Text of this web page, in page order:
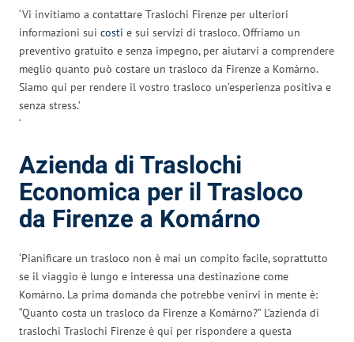
‘Vi invitiamo a contattare Traslochi Firenze per ulteriori
informazioni sui costi e sui servizi di trasloco. Offriamo un
preventivo gratuito e senza impegno, per aiutarvi a comprendere
meglio quanto può costare un trasloco da Firenze a Komárno.
Siamo qui per rendere il vostro trasloco un’esperienza positiva e
senza stress.’
‘
Azienda di Traslochi
Economica per il Trasloco
da Firenze a Komárno
‘Pianificare un trasloco non è mai un compito facile, soprattutto
se il viaggio è lungo e interessa una destinazione come
Komárno. La prima domanda che potrebbe venirvi in mente è:
“Quanto costa un trasloco da Firenze a Komárno?” L’azienda di
traslochi Traslochi Firenze è qui per rispondere a questa